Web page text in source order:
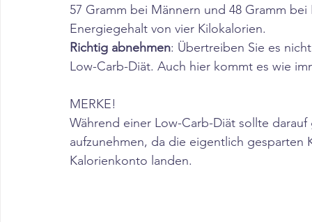
57 Gramm bei Männern und 48 Gramm
Energiegehalt von vier Kilokalorien.
Richtig abnehmen: Übertreiben Sie es
Low-Carb-Diät. Auch hier kommt es wie
MERKE!
Während einer Low-Carb-Diät sollte
aufzunehmen, da die eigentlich
Kalorienkonto landen.